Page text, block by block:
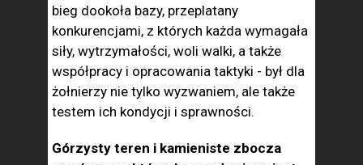
bieg dookoła bazy, przeplatany
konkurencjami, z których każda wymagała
siły, wytrzymałości, woli walki, a także
współpracy i opracowania taktyki - był dla
żołnierzy nie tylko wyzwaniem, ale także
testem ich kondycji i sprawności.
Górzysty teren i kamieniste zbocza